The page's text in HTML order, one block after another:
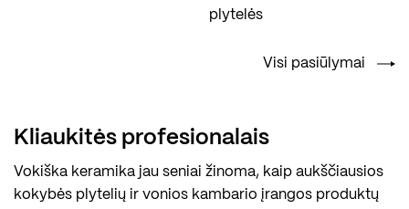
plytelės
Visi pasiūlymai
Kliaukitės profesionalais
Vokiška keramika jau seniai žinoma, kaip aukščiausios
kokybės plytelių ir vonios kambario įrangos produktų